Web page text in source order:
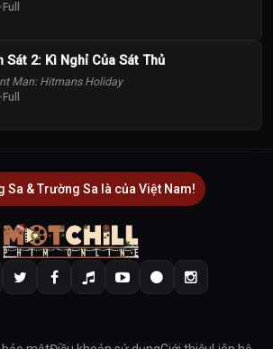
Full
Sát 2: Kì Nghỉ Của Sát Thủ
Man: Hitmans Holiday
Full
Sa & Trường Sa là của Việt Nam!